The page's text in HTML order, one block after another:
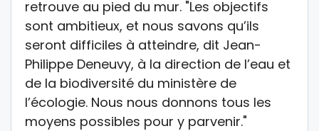
retrouve au pied du mur. "Les objectifs
sont ambitieux, et nous savons qu’ils
seront difficiles à atteindre, dit Jean-
Philippe Deneuvy, à la direction de l’eau et
de la biodiversité du ministère de
l’écologie. Nous nous donnons tous les
moyens possibles pour y parvenir."